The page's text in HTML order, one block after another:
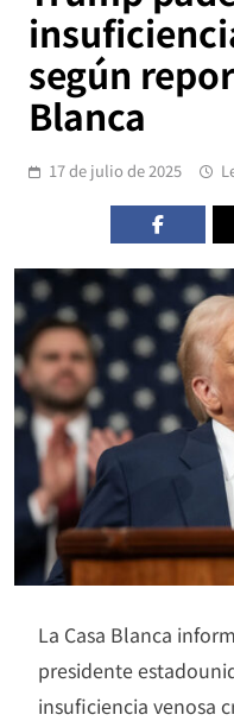
según
Blanca
17 de julio de 2025
La Casa Blanca
presidente
insuficiencia venosa